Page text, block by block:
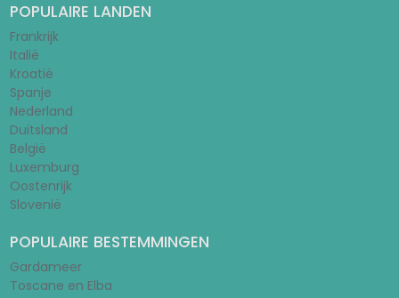
POPULAIRE LANDEN
Frankrijk
Italië
Kroatië
Spanje
Nederland
Duitsland
België
Luxemburg
Oostenrijk
Slovenië
POPULAIRE BESTEMMINGEN
Gardameer
Toscane en Elba